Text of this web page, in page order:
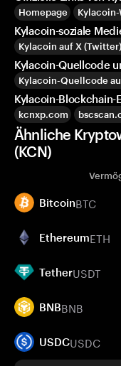
Homepage
Kylacoin-soziale
Kylacoin auf X (Twitter)
Kylacoin-Quellcode
Kylacoin-Quellcode
Kylacoin-Blockchain-
kcnxp.com
Ähnliche
(KCN)
BitcoinBTC
EthereumETH
TetherUSDT
BNBBNB
USDCUSDC